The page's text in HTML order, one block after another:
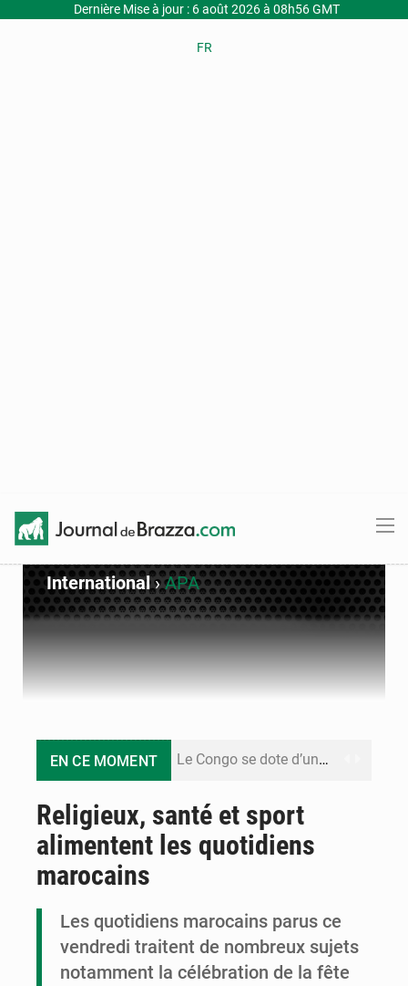
Dernière Mise à jour : 6 août 2026 à 08h56 GMT
FR
International›APA
EN CE MOMENT Le Congo se dote d’un programme national pour valoriser les produits forestiers non ligneux
Compétitions africaines : la CAF ferme la porte à l’AC Léopards et à l’AS Otohô
Religieux, santé et sport
alimentent les quotidiens
marocains
Les quotidiens marocains parus ce
vendredi traitent de nombreux sujets
notamment la célébration de la fête